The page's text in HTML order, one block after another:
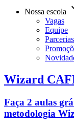
Nossa escola
Vagas
Equipe
Parcerias
Wizard
Faça 2 aulas
metodologia